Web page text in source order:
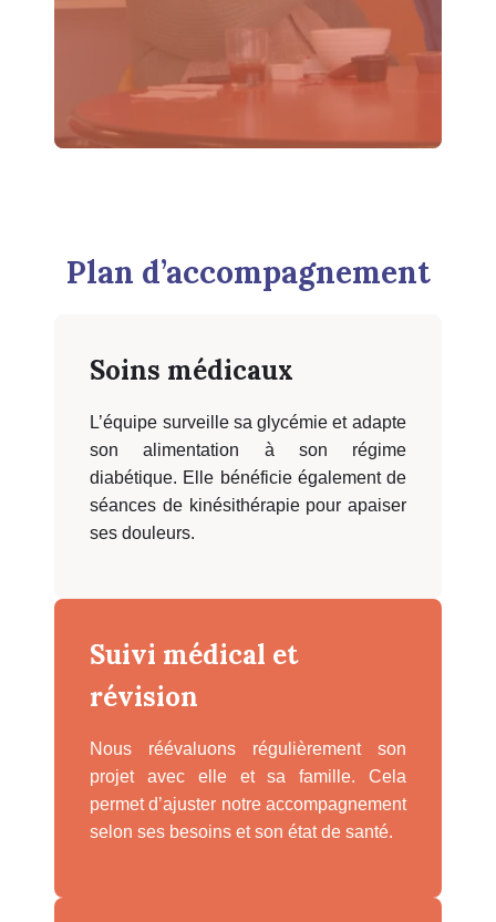
Plan d’accompagnement
Soins médicaux
L’équipe surveille sa glycémie et adapte
son alimentation à son régime
diabétique. Elle bénéficie également de
séances de kinésithérapie pour apaiser
ses douleurs.
Suivi médical et
révision
Nous réévaluons régulièrement son
projet avec elle et sa famille. Cela
permet d’ajuster notre accompagnement
selon ses besoins et son état de santé.